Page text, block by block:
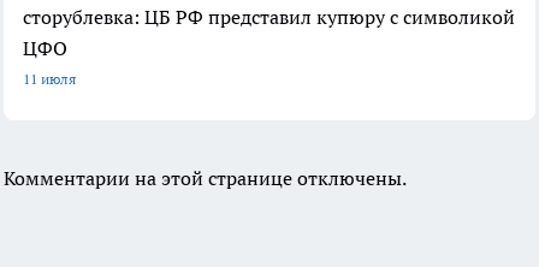
сторублевка: ЦБ РФ представил купюру с символикой
ЦФО
11 июля
Комментарии на этой странице отключены.